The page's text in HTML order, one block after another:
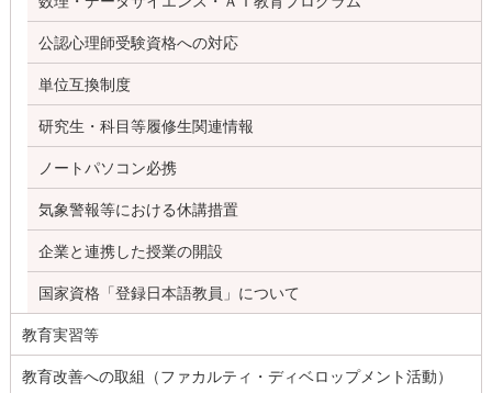
公認心理師受験資格への対応
単位互換制度
研究生・科目等履修生関連情報
ノートパソコン必携
気象警報等における休講措置
企業と連携した授業の開設
国家資格「登録日本語教員」について
教育実習等
教育改善への取組（ファカルティ・ディベロップメント活動）